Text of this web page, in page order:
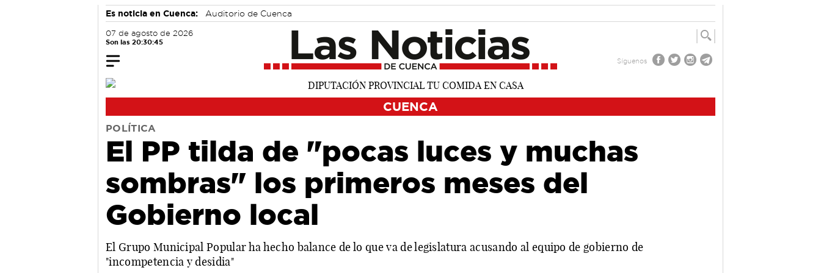
Es noticia en Cuenca: Auditorio de Cuenca
07 de agosto de 2026
Son las 20:30:46
Síguenos
CUENCA
POLÍTICA
El PP tilda de "pocas luces y muchas
sombras" los primeros meses del
Gobierno local
El Grupo Municipal Popular ha hecho balance de lo que va de legislatura acusando al equipo de gobierno de
"incompetencia y desidia"